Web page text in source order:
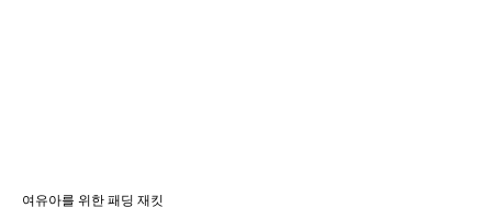
여유아를 위한 패딩 재킷